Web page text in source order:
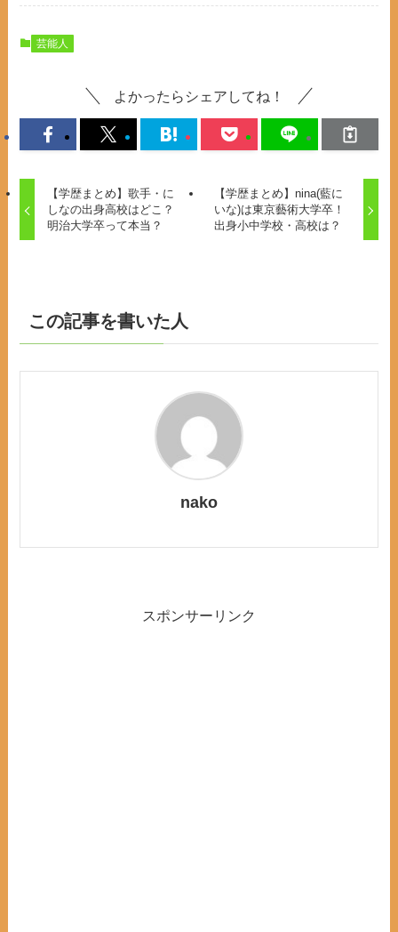
芸能人
よかったらシェアしてね！
【学歴まとめ】歌手・に
しなの出身高校はどこ？
明治大学卒って本当？
【学歴まとめ】nina(藍に
いな)は東京藝術大学卒！
出身小中学校・高校は？
この記事を書いた人
nako
スポンサーリンク